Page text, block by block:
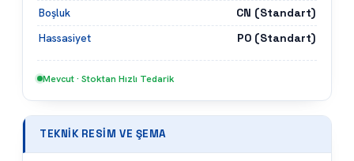
Boşluk
CN (Standart)
Hassasiyet
P0 (Standart)
Mevcut · Stoktan Hızlı Tedarik
TEKNIK RESIM VE ŞEMA